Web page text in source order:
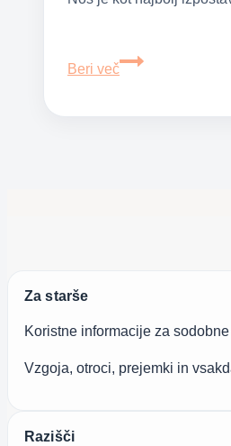
Beri več
Krvavitev
Za starše
Koristne informacije za sodobne
Vzgoja, otroci, prejemki in
Razišči